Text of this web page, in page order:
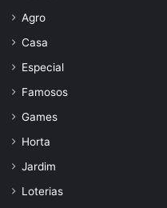
Agro
Casa
Especial
Famosos
Games
Horta
Jardim
Loterias